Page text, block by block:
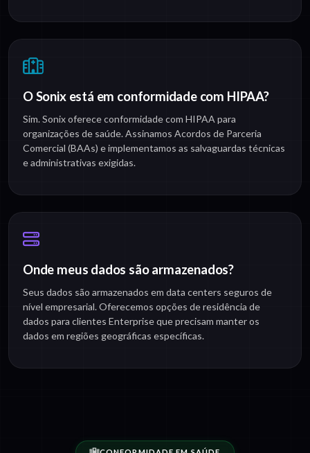
O Sonix está em conformidade com HIPAA?
Sim. Sonix oferece conformidade com HIPAA para
organizações de saúde. Assinamos Acordos de Parceria
Comercial (BAAs) e implementamos as salvaguardas técnicas
e administrativas exigidas.
Onde meus dados são armazenados?
Seus dados são armazenados em data centers seguros de
nível empresarial. Oferecemos opções de residência de
dados para clientes Enterprise que precisam manter os
dados em regiões geográficas específicas.